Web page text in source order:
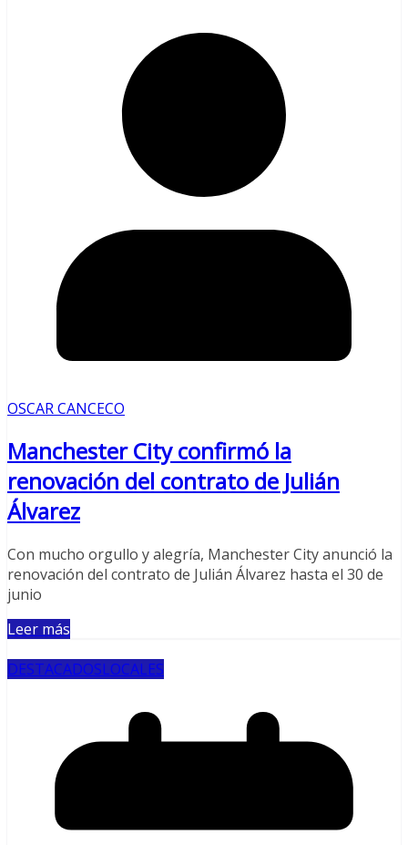
OSCAR CANCECO
Manchester City confirmó la
renovación del contrato de Julián
Álvarez
Con mucho orgullo y alegría, Manchester City anunció la
renovación del contrato de Julián Álvarez hasta el 30 de
junio
Leer más
DESTACADOSLOCALES